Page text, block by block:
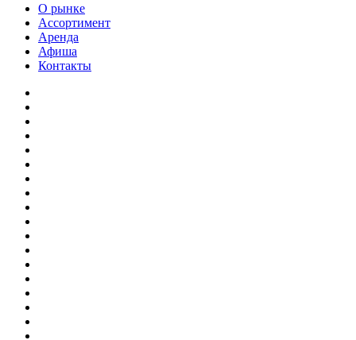
О рынке
Ассортимент
Аренда
Афиша
Контакты